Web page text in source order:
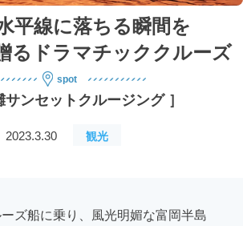
平線に落ちる瞬間を
るドラマチッククルーズ
サンセットクルージング ］
2023.3.30 観光
ズ船に乗り、風光明媚な富岡半島